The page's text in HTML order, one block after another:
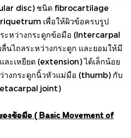
disc) ชนิด fibrocartilage
เพื่อให้ผิวข้อครบรูป
หว่างกระดูกข้อมือ (Intercarpal
นไถลระหว่างกระดูก และยอมให้มี
ละเหยียด (extension) ได้เล็กน้อย
างกระดูกนิ้วหัวแม่มือ (thumb) กับ
joint)
งข้อมือ ( Basic Movement of